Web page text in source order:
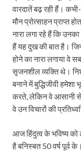
वारदातें बढ़ रही हैं।
मौन प्रोत्साहन प्राप्त
नारा लगा रहे हैं कि
हैं यह दुख की बात है।
होने का नारा लगाया वे
सृजनशील व्यक्ति थे।
बनाने में बुद्धिजीवी
करते, लेकिन वे आसानी से
वे उन विचारों की
आज हिंदुत्व के भविष्य को
है बनिस्बत 50 वर्ष पूर्व